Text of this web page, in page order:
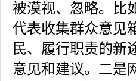
被漠视、忽略。比
代表收集群众意见
民、履行职责的新
意见和建议。二是